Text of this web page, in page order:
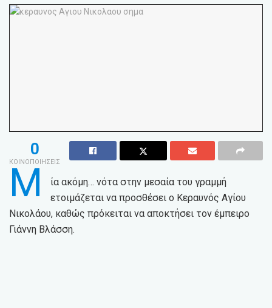
0
ΚΟΙΝΟΠΟΙΗΣΕΙΣ
Μ
ία ακόμη… νότα στην μεσαία του γραμμή
ετοιμάζεται να προσθέσει ο Κεραυνός Αγίου
Νικολάου, καθώς πρόκειται να αποκτήσει τον έμπειρο
Γιάννη Βλάσση.